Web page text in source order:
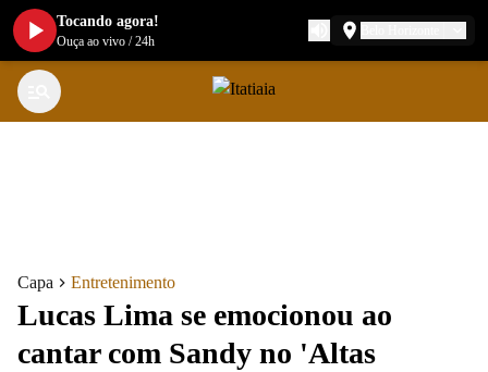
Capa Entretenimento
Lucas Lima se emocionou ao
cantar com Sandy no 'Altas
Tocando agora!
Ouça ao vivo /24h